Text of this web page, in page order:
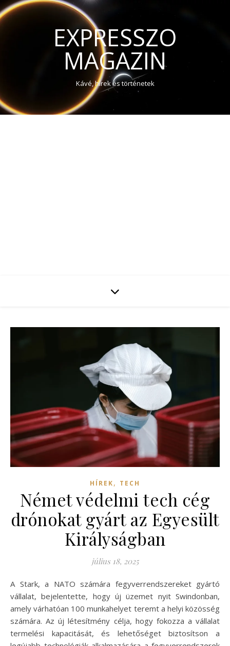
EXPRESSZO
MAGAZIN
Kávé, hírek és történetek
HÍREK, TECH
Német védelmi tech cég
drónokat gyárt az Egyesült
Királyságban
július 18, 2025
A Stark, a NATO számára fegyverrendszereket gyártó
vállalat, bejelentette, hogy új üzemet nyit Swindonban,
amely várhatóan 100 munkahelyet teremt a helyi közösség
számára. Az új létesítmény célja, hogy fokozza a vállalat
termelési kapacitását, és lehetőséget biztosítson a